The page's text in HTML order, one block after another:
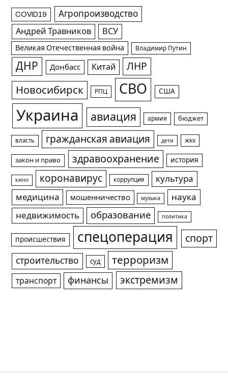
COVID19 Агропроизводство
Андрей Травников ВСУ
Великая Отечественная война Владимир Путин
ДНР Донбасс Китай ЛНР
Новосибирск РПЦ СВО США
Украина авиация армия бюджет
власть гражданская авиация дети жкх
закон и право здравоохранение история
кино коронавирус коррупция
культура
медицина
мошенничество музыка
наука
недвижимость
образование политика
происшествия спецоперация спорт
строительство суд терроризм
транспорт финансы экстремизм